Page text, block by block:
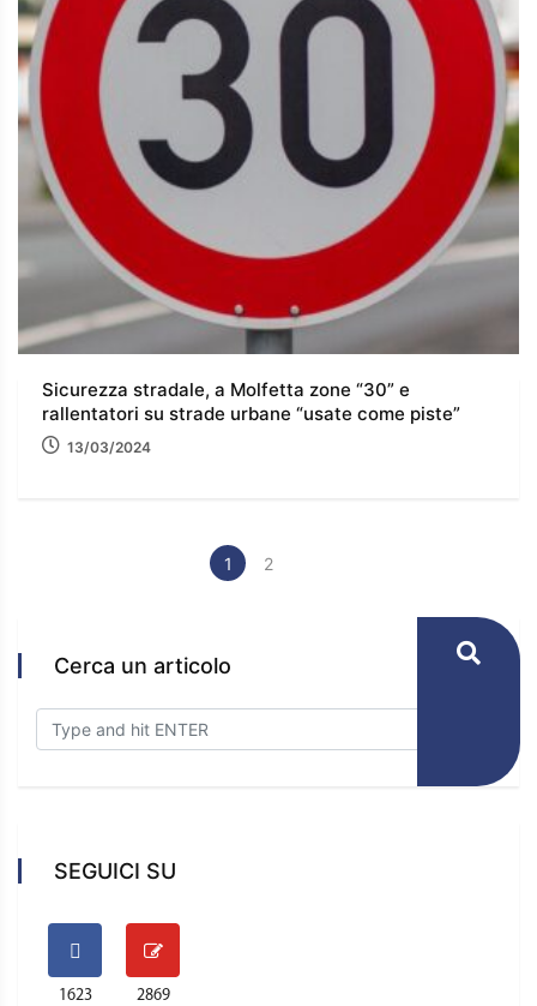
Sicurezza stradale, a Molfetta zone “30” e
rallentatori su strade urbane “usate come piste”
13/03/2024
1 2
Cerca un articolo
SEGUICI SU
1623 2869